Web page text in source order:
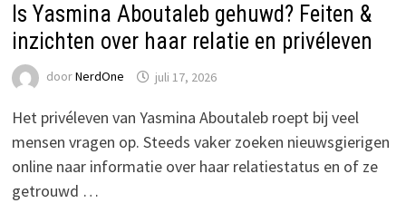
Is Yasmina Aboutaleb gehuwd? Feiten &
inzichten over haar relatie en privéleven
doorNerdOne juli 17, 2026
Het privéleven van Yasmina Aboutaleb roept bij veel
mensen vragen op. Steeds vaker zoeken nieuwsgierigen
online naar informatie over haar relatiestatus en of ze
getrouwd …